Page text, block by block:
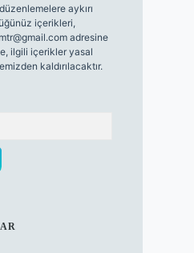
aykırı
içerikleri,
adresine
ilgili içerikler yasal
kaldırılacaktır.